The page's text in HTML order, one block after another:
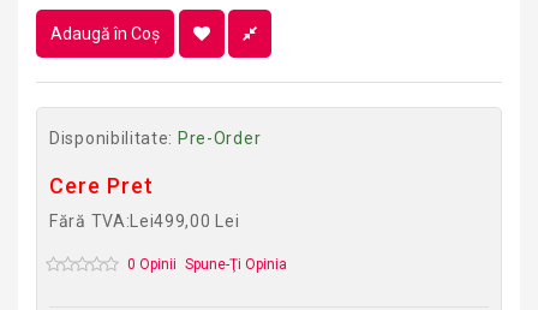
Adaugă în Coş
Disponibilitate: Pre-Order
Cere Pret
Fără TVA:Lei499,00 Lei
0 Opinii Spune-Ţi Opinia